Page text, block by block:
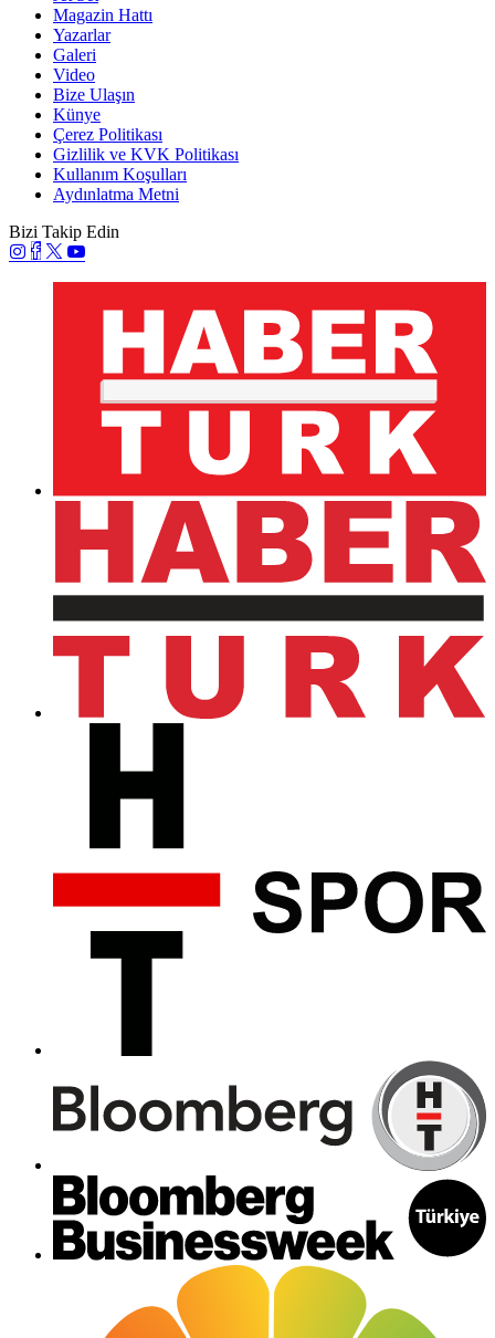
Magazin Hattı
Yazarlar
Galeri
Video
Bize Ulaşın
Künye
Çerez Politikası
Gizlilik ve KVK Politikası
Kullanım Koşulları
Aydınlatma Metni
Bizi Takip Edin